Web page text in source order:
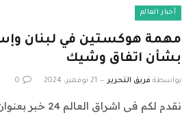
أخبار العالم
مهمة هوكستين في لبنان
بشأن اتفاق وشيك
بواسطة فريق التحرير 21 نوفمبر، 2024 0
نقدم لكم في اشراق